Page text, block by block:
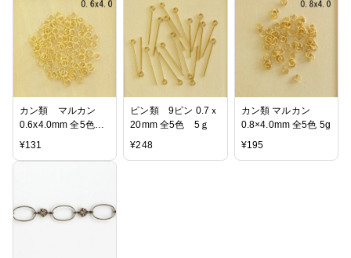
カン類 マルカン
0.6x4.0mm 全5色
¥131
ピン類 9ピン 0.7ｘ
20mm 全5色 5ｇ
¥248
カン類 マルカン
0.8×4.0mm 全5色 5g
¥195